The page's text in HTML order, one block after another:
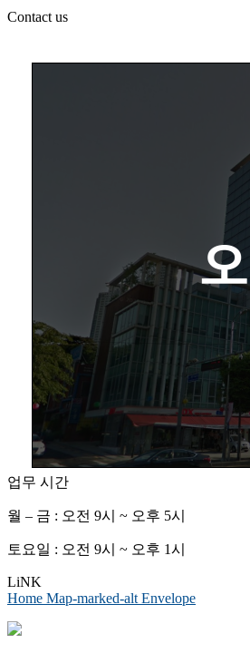
Contact us
업무 시간
월 – 금 : 오전 9시 ~ 오후 5시
토요일 : 오전 9시 ~ 오후 1시
LiNK
Home Map-marked-alt Envelope